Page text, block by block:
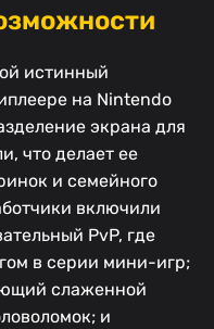
истинный
на Nintendo
экрана для
что делает ее
и семейного
включили
PvP, где
в серии мини-игр;
слаженной
и